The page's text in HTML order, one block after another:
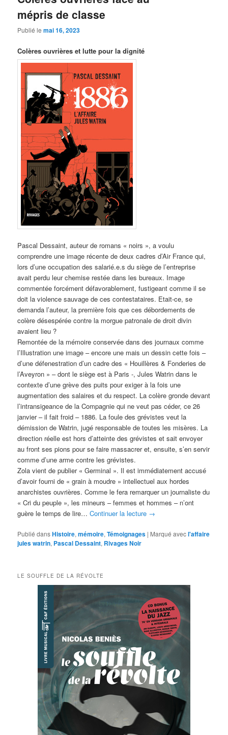
mépris de classe
Publié lemai 16, 2023
Colères ouvrières et lutte pour la dignité
Pascal Dessaint, auteur de romans « noirs », a voulu
comprendre une image récente de deux cadres d’Air France qui,
lors d’une occupation des salarié.e.s du siège de l’entreprise
avait perdu leur chemise restée dans les bureaux. Image
commentée forcément défavorablement, fustigeant comme il se
doit la violence sauvage de ces contestataires. Etait-ce, se
demanda l’auteur, la première fois que ces débordements de
colère désespérée contre la morgue patronale de droit divin
avaient lieu ?
Remontée de la mémoire conservée dans des journaux comme
l’Illustration une image – encore une mais un dessin cette fois –
d’une défenestration d’un cadre des « Houillères & Fonderies de
l’Aveyron » – dont le siège est à Paris -, Jules Watrin dans le
contexte d’une grève des puits pour exiger à la fois une
augmentation des salaires et du respect. La colère gronde devant
l’intransigeance de la Compagnie qui ne veut pas céder, ce 26
janvier – il fait froid – 1886. La foule des grévistes veut la
démission de Watrin, jugé responsable de toutes les misères. La
direction réelle est hors d’atteinte des grévistes et sait envoyer
au front ses pions pour se faire massacrer et, ensuite, s’en servir
comme d’une arme contre les grévistes.
Zola vient de publier « Germinal ». Il est immédiatement accusé
d’avoir fourni de « grain à moudre » intellectuel aux hordes
anarchistes ouvrières. Comme le fera remarquer un journaliste du
« Cri du peuple », les mineurs – femmes et hommes – n’ont
guère le temps de lire…Continuer la lecture →
Publié dansHistoire,mémoire,Témoignages | Marqué avecl'affaire
jules watrin, Pascal Dessaint, Rivages Noir
LE SOUFFLE DE LA RÉVOLTE